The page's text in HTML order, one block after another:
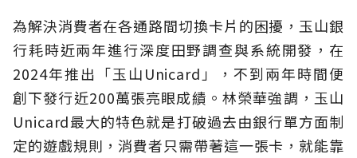
為解決消費者在各通路間切換卡片的困擾，玉山銀
行耗時近兩年進行深度田野調查與系統開發，在
2024年推出「玉山Unicard」，不到兩年時間便
創下發行近200萬張亮眼成績。林榮華強調，玉山
Unicard最大的特色就是打破過去由銀行單方面制
定的遊戲規則，消費者只需帶著這一張卡，就能靠